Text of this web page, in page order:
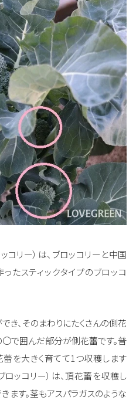
コリー）は、ブロッコリーと中国
たスティックタイプのブロッコ
、そのまわりにたくさんの側花
で囲んだ部分が側花蕾です。普
を大きく育てて1つ収穫します
ロッコリー）は、頂花蕾を収穫し
す。茎もアスパラガスのような